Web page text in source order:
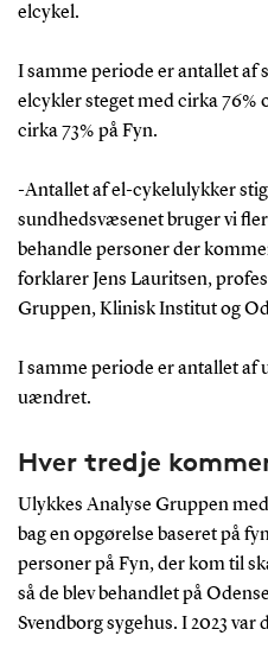
elcykel.
I samme periode er antallet af
elcykler steget med cirka 76%
cirka 73% på Fyn.
-Antallet af el-cykelulykker
sundhedsvæsenet bruger vi
behandle personer der
forklarer Jens Lauritsen,
Gruppen, Klinisk Institut og
I samme periode er antallet af
uændret.
Hver tredje
Ulykkes Analyse Gruppen
bag en opgørelse baseret på
personer på Fyn, der kom til
så de blev behandlet på
Svendborg sygehus. I 2023 var